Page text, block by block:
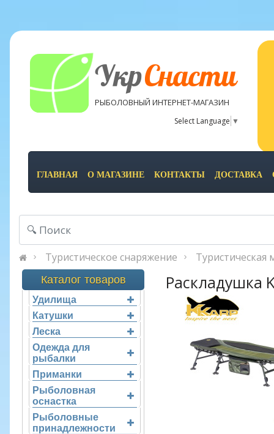
УкрСнасти
РЫБОЛОВНЫЙ ИНТЕРНЕТ-МАГАЗИН
Select Language ▼
ГЛАВНАЯ О МАГАЗИНЕ КОНТАКТЫ ДОСТАВКА
Туристическое снаряжение Туристическая
Каталог товаров
Удилища
Катушки
Леска
Одежда для
рыбалки
Приманки
Рыболовная
оснастка
Рыболовные
принадлежности
Раскладушка